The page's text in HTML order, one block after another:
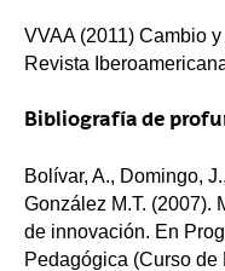
VVAA (2011) Cambio
Revista
Bibliografía de
Bolívar, A., Domingo,
González M.T. (2007).
de innovación. En
Pedagógica (Curso